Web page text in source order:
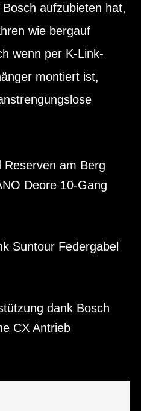
aufzubieten hat,
wie bergauf
wenn per K-Link-
montiert ist,
Reserven am Berg
Deore 10-Gang
Suntour Federgabel
dank Bosch
CX Antrieb